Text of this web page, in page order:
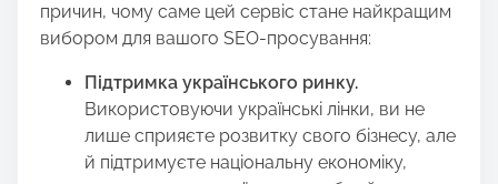
причин, чому саме цей сервіс стане найкращим
вибором для вашого SEO-просування:
Підтримка українського ринку.
Використовуючи українські лінки, ви не
лише сприяєте розвитку свого бізнесу, але
й підтримуєте національну економіку,